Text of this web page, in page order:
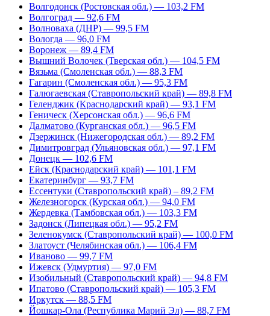
Волгодонск (Ростовская обл.) — 103,2 FM
Волгоград — 92,6 FM
Волноваха (ДНР) — 99,5 FM
Вологда — 96,0 FM
Воронеж — 89,4 FM
Вышний Волочек (Тверская обл.) — 104,5 FM
Вязьма (Смоленская обл.) — 88,3 FM
Гагарин (Смоленская обл.) — 95,3 FM
Галюгаевская (Ставропольский край) — 89,8 FM
Геленджик (Краснодарский край) — 93,1 FM
Геническ (Херсонская обл.) — 96,6 FM
Далматово (Курганская обл.) — 96,5 FM
Дзержинск (Нижегородская обл.) — 89,2 FM
Димитровград (Ульяновская обл.) — 97,1 FM
Донецк — 102,6 FM
Ейск (Краснодарский край) — 101,1 FM
Екатеринбург — 93,7 FM
Ессентуки (Ставропольский край) – 89,2 FM
Железногорск (Курская обл.) — 94,0 FM
Жердевка (Тамбовская обл.) — 103,3 FM
Задонск (Липецкая обл.) — 95,2 FM
Зеленокумск (Ставропольский край) — 100,0 FM
Златоуст (Челябинская обл.) — 106,4 FM
Иваново — 99,7 FM
Ижевск (Удмуртия) — 97,0 FM
Изобильный (Ставропольский край) — 94,8 FM
Ипатово (Ставропольский край) — 105,3 FM
Иркутск — 88,5 FM
Йошкар-Ола (Республика Марий Эл) — 88,7 FM